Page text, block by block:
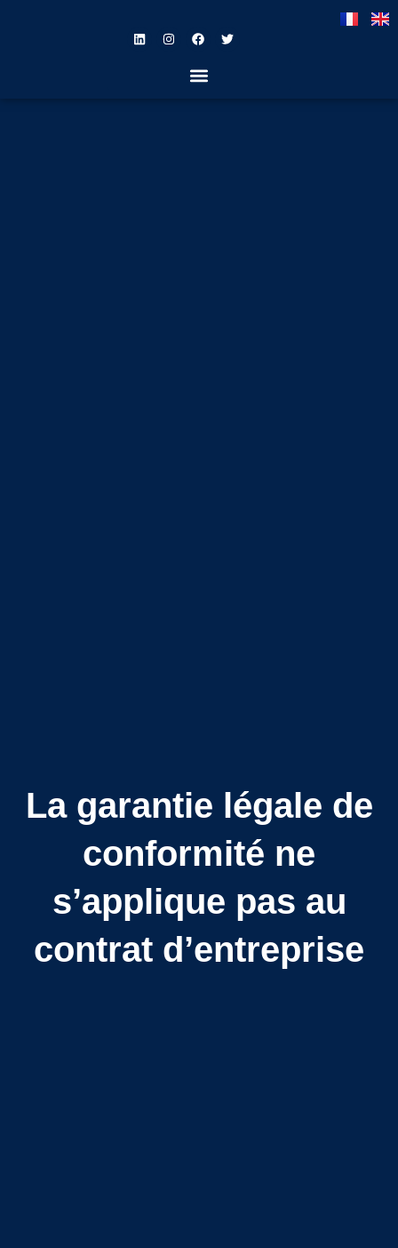
La garantie légale de
conformité ne
s’applique pas au
contrat d’entreprise